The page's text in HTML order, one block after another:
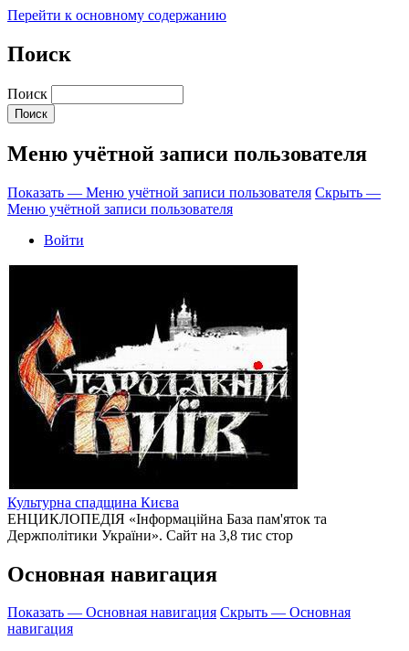
Перейти к основному содержанию
Поиск
Поиск
Меню учётной записи пользователя
Показать — Меню учётной записи пользователя Скрыть —
Меню учётной записи пользователя
Войти
Культурна спадщина Києва
ЕНЦИКЛОПЕДІЯ «Інформаційна База пам'яток та
Держполітики України». Сайт на 3,8 тис стор
Основная навигация
Показать — Основная навигация Скрыть — Основная
навигация